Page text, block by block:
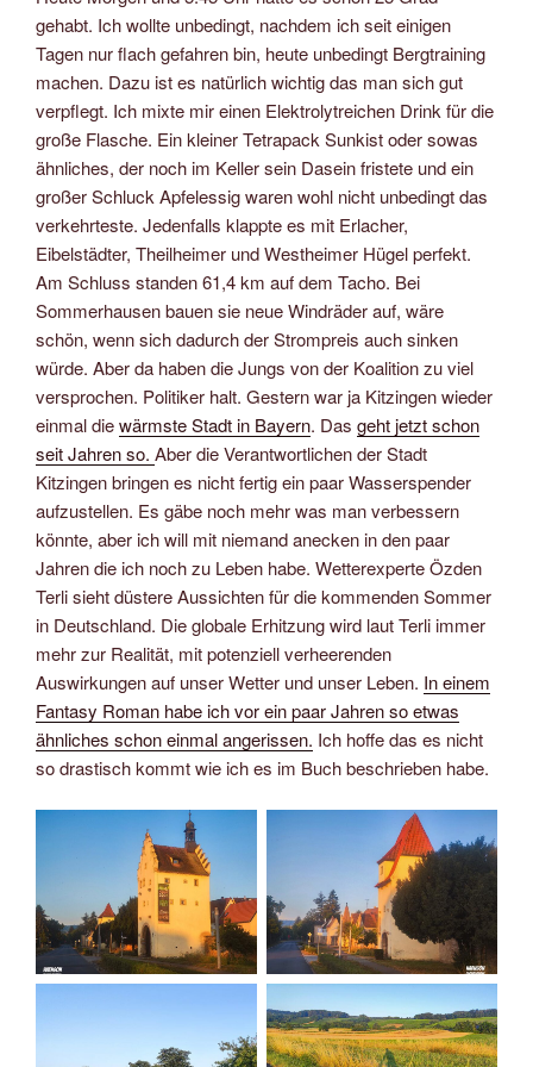
gehabt. Ich wollte unbedingt, nachdem ich seit einigen
Tagen nur flach gefahren bin, heute unbedingt Bergtraining
machen. Dazu ist es natürlich wichtig das man sich gut
verpflegt. Ich mixte mir einen Elektrolytreichen Drink für die
große Flasche. Ein kleiner Tetrapack Sunkist oder sowas
ähnliches, der noch im Keller sein Dasein fristete und ein
großer Schluck Apfelessig waren wohl nicht unbedingt das
verkehrteste. Jedenfalls klappte es mit Erlacher,
Eibelstädter, Theilheimer und Westheimer Hügel perfekt.
Am Schluss standen 61,4 km auf dem Tacho. Bei
Sommerhausen bauen sie neue Windräder auf, wäre
schön, wenn sich dadurch der Strompreis auch sinken
würde. Aber da haben die Jungs von der Koalition zu viel
versprochen. Politiker halt. Gestern war ja Kitzingen wieder
einmal diewärmste Stadt in Bayern. Das geht jetzt schon
seit Jahren so. Aber die Verantwortlichen der Stadt
Kitzingen bringen es nicht fertig ein paar Wasserspender
aufzustellen. Es gäbe noch mehr was man verbessern
könnte, aber ich will mit niemand anecken in den paar
Jahren die ich noch zu Leben habe. Wetterexperte Özden
Terli sieht düstere Aussichten für die kommenden Sommer
in Deutschland. Die globale Erhitzung wird laut Terli immer
mehr zur Realität, mit potenziell verheerenden
Auswirkungen auf unser Wetter und unser Leben. In einem
Fantasy Roman habe ich vor ein paar Jahren so etwas
ähnliches schon einmal angerissen. Ich hoffe das es nicht
so drastisch kommt wie ich es im Buch beschrieben habe.